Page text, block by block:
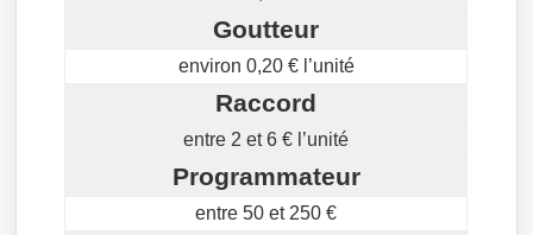
Goutteur
environ 0,20 € l’unité
Raccord
entre 2 et 6 € l’unité
Programmateur
entre 50 et 250 €